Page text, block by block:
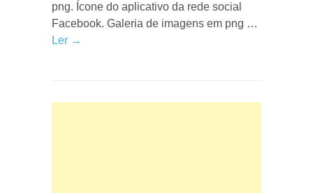
png. Ícone do aplicativo da rede social
Facebook. Galeria de imagens em png …
Ler →